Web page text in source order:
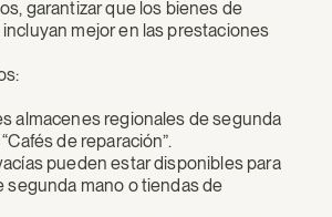
garantizar que los bienes de
mejor en las prestaciones
almacenes regionales de segunda
de reparación”.
pueden estar disponibles para
segunda mano o tiendas de